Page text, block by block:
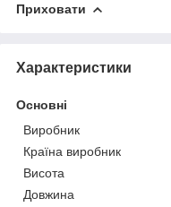
Приховати
Характеристики
Основні
Виробник
Країна виробник
Висота
Довжина